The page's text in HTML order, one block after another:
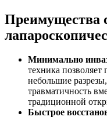
Преимущества
Минимально
техника
небольшие
травматичность
традиционной
Быстрое